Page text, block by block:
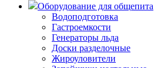
Оборудование для общепита
Водоподготовка
Гастроемкости
Генераторы льда
Доски разделочные
Жироуловители